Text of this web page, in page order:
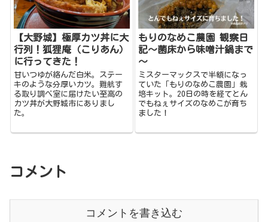
【大野城】極厚カツ丼に大
行列！狐狸庵（こりあん）
に行ってきた！
甘いつゆが絡んだ白米。ステー
キのような分厚いカツ。難航す
る取り調べ室に届けたい至高の
カツ丼が大野城市にありまし
た。
もりのなめこ農園 観察日
記～菌床から味噌汁鍋まで
～
ミスターマックスで半額になっ
ていた「もりのなめこ農園」栽
培キット。20日の時を経てとん
でもねぇサイズのなめこが育ち
ました！
コメント
コメントを書き込む